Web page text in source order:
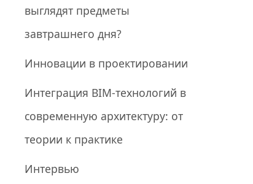
выглядят предметы
завтрашнего дня?
Инновации в проектировании
Интеграция BIM-технологий в
современную архитектуру: от
теории к практике
Интервью